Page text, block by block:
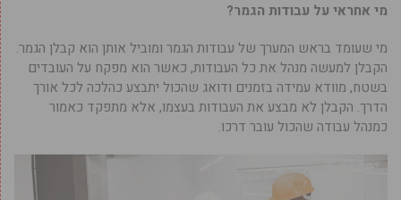
מי אחראי על עבודות הגמר?
מי שעומד בראש המערך של עבודות הגמר ומוביל אותן הוא קבלן הגמר.
הקבלן למעשה מנהל את כל העבודות, כאשר הוא מפקח על העובדים
בשטח, מוודא עמידה בזמנים ודואג שהכול יתבצע כהלכה לכל אורך
הדרך. הקבלן לא מבצע את העבודות בעצמו, אלא מתפקד כאמור
כמנהל עבודה שהכול עובר דרכו.